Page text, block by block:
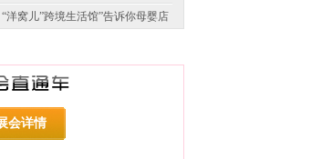
“洋窝儿”跨境生活馆”告诉你母婴店
会详情